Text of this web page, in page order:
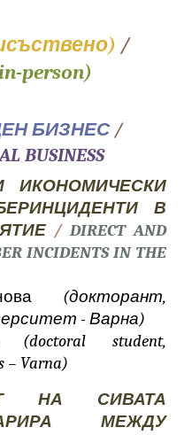
/
person)
БИЗНЕС /
BUSINESS
ИКОНОМИЧЕСКИ
В
/ DIRECT AND
INCIDENTS IN THE
(докторант,
- Варна)
(doctoral student,
– Varna)
НА СИВАТА
МЕЖДУ